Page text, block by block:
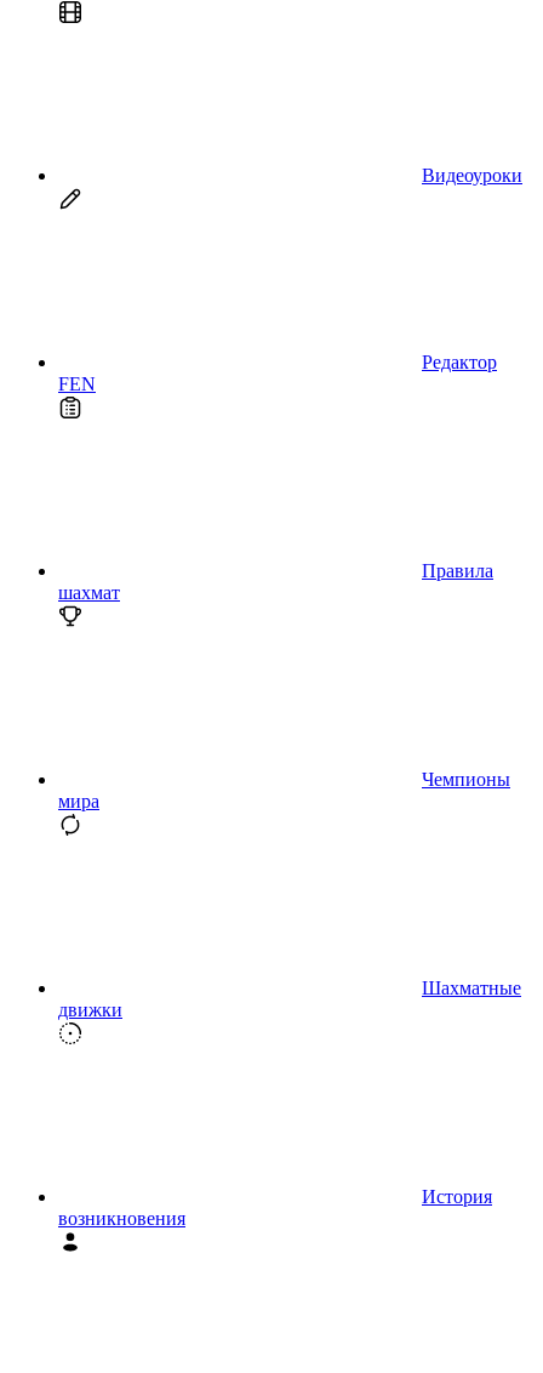
Видеоуроки
Редактор
FEN
Правила
шахмат
Чемпионы
мира
Шахматные
движки
История
возникновения